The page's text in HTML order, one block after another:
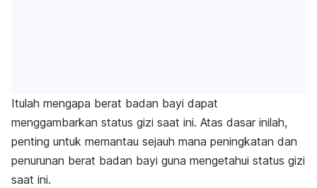
Itulah mengapa berat badan bayi dapat
menggambarkan status gizi saat ini. Atas dasar inilah,
penting untuk memantau sejauh mana peningkatan dan
penurunan berat badan bayi guna mengetahui status gizi
saat ini.